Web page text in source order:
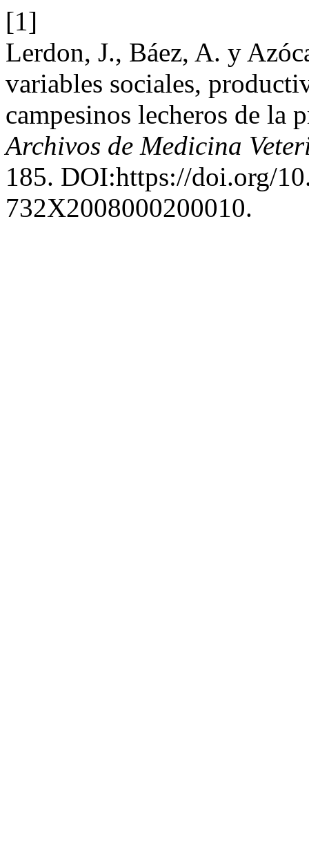
[1]
Lerdon, J., Báez, A. y
variables sociales,
campesinos lecheros de la
Archivos de Medicina
185. DOI:https://doi.org/
732X2008000200010.